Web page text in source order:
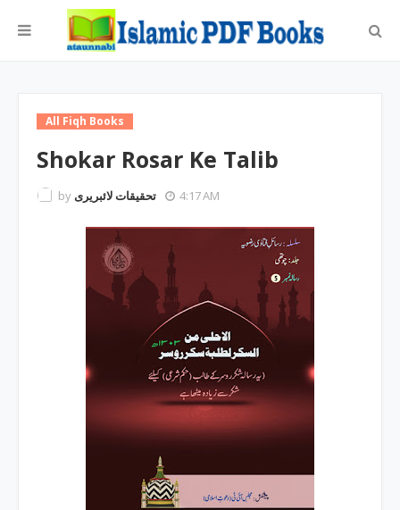
All Fiqh Books
Shokar Rosar Ke Talib
by تحقیقات لائبریری 4:17 AM